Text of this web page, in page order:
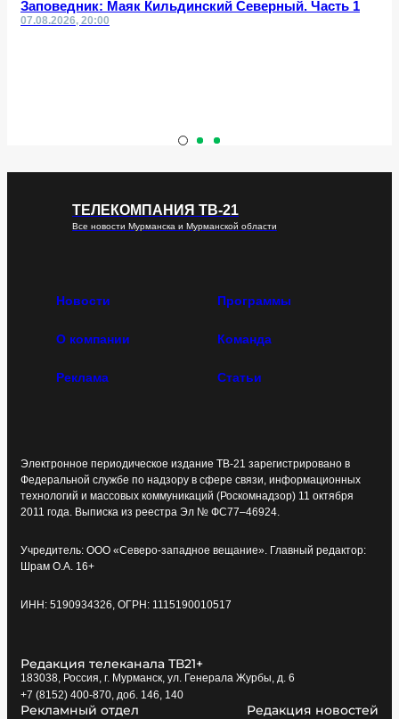
Заповедник: Маяк Кильдинский Северный. Часть 1
07.08.2026, 20:00
ТЕЛЕКОМПАНИЯ ТВ-21
Все новости Мурманска и Мурманской области
Новости Программы
О компании Команда
Реклама Статьи
Электронное периодическое издание ТВ-21 зарегистрировано в
Федеральной службе по надзору в сфере связи, информационных
технологий и массовых коммуникаций (Роскомнадзор) 11 октября
2011 года. Выписка из реестра Эл № ФС77–46924.
Учредитель: ООО «Северо-западное вещание». Главный редактор:
Шрам О.А. 16+
ИНН: 5190934326, ОГРН: 1115190010517
Редакция телеканала ТВ21+
183038, Россия, г. Мурманск, ул. Генерала Журбы, д. 6
+7 (8152) 400-870, доб. 146, 140
Рекламный отдел Редакция новостей